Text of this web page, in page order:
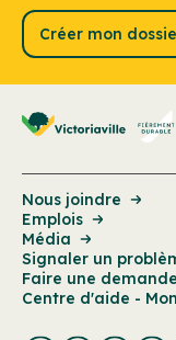
Créer mon
Nous joindre
Emplois
Média
Signaler un
Faire une
Centre d'aide -